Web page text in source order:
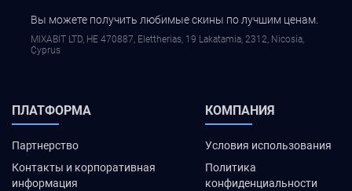
Вы можете получить любимые скины по лучшим ценам.
MIXABIT LTD, ΗΕ 470887, Elettherias, 19 Lakatamia, 2312, Nicosia,
Cyprus
ПЛАТФОРМА
Партнерство
Контакты и корпоративная
информация
КОМПАНИЯ
Условия использования
Политика
конфиденциальности